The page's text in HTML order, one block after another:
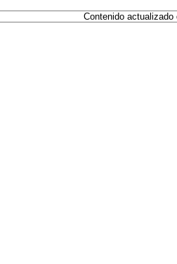
Contenido actualizado